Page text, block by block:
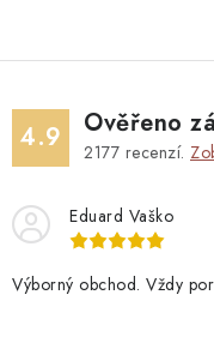
4.9 Ověřeno
2177 recenzí.
Eduard Vaško
Výborný obchod. Vždy